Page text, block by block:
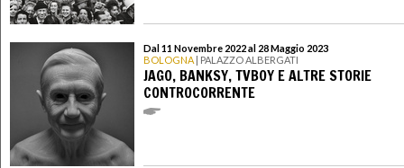
Dal 11 Novembre 2022 al 28 Maggio 2023
BOLOGNA | PALAZZO ALBERGATI
JAGO, BANKSY, TVBOY E ALTRE STORIE
CONTROCORRENTE